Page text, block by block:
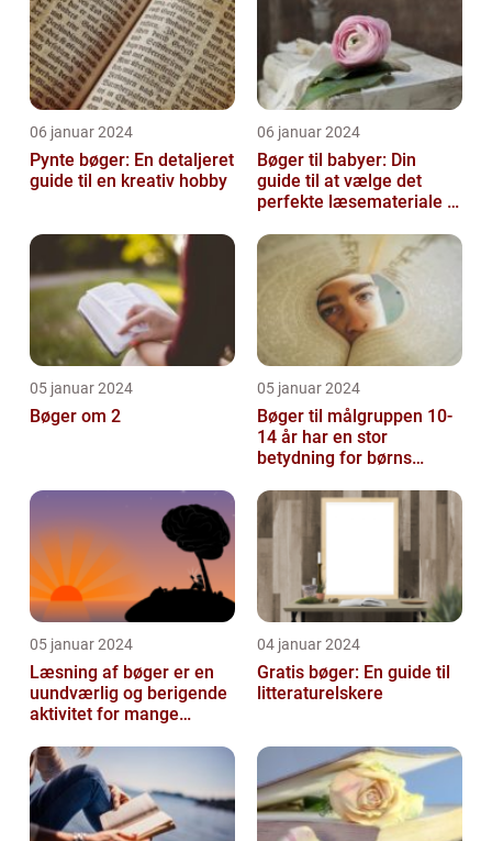
06 januar 2024
Pynte bøger: En detaljeret
guide til en kreativ hobby
06 januar 2024
Bøger til babyer: Din
guide til at vælge det
perfekte læsemateriale til
05 januar 2024
Bøger om 2
05 januar 2024
Bøger til målgruppen 10-
14 år har en stor
betydning for børns
05 januar 2024
Læsning af bøger er en
uundværlig og berigende
aktivitet for mange
04 januar 2024
Gratis bøger: En guide til
litteraturelskere